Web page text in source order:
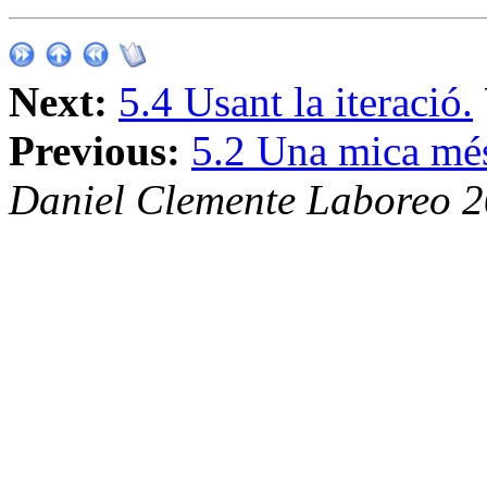
Next: 5.4 Usant la iteració.
Previous: 5.2 Una mica
Daniel Clemente Laboreo